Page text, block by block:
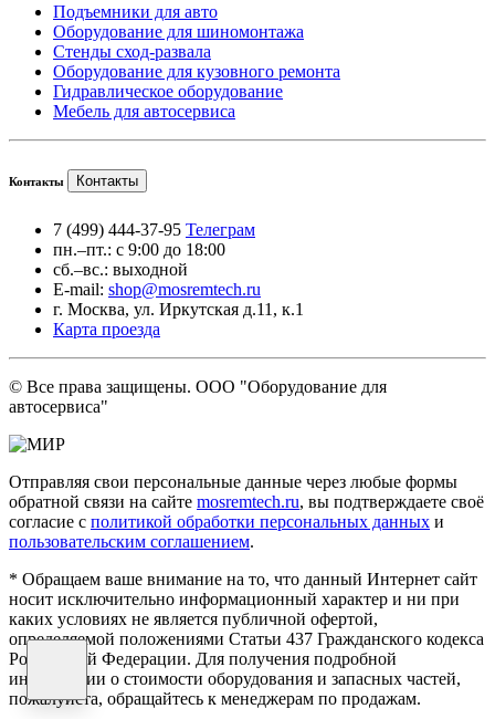
Подъемники для авто
Оборудование для шиномонтажа
Стенды сход-развала
Оборудование для кузовного ремонта
Гидравлическое оборудование
Мебель для автосервиса
Контакты Контакты
7 (499) 444-37-95 Телеграм
пн.–пт.: с 9:00 до 18:00
сб.–вс.: выходной
E-mail: shop@mosremtech.ru
г. Москва, ул. Иркутская д.11, к.1
Карта проезда
© Все права защищены. ООО "Оборудование для
автосервиса"
Отправляя свои персональные данные через любые формы
обратной связи на сайте mosremtech.ru, вы подтверждаете своё
согласие с политикой обработки персональных данных и
пользовательским соглашением.
* Обращаем ваше внимание на то, что данный Интернет сайт
носит исключительно информационный характер и ни при
каких условиях не является публичной офертой,
определяемой положениями Статьи 437 Гражданского кодекса
Российской Федерации. Для получения подробной
информации о стоимости оборудования и запасных частей,
пожалуйста, обращайтесь к менеджерам по продажам.